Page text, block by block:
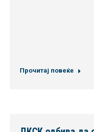
Прочитај повеќе